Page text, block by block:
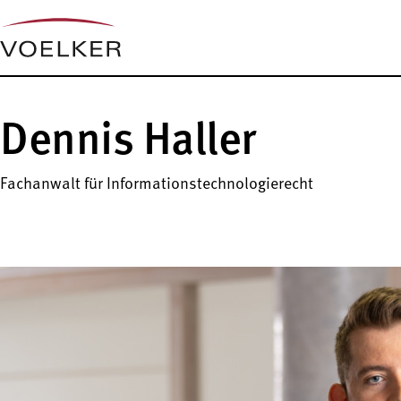
Dennis Haller
Fachanwalt für Informationstechnologierecht